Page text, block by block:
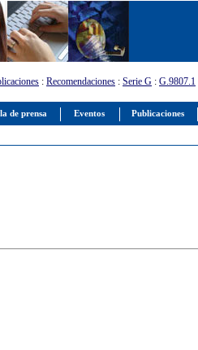
de prensa Eventos Publicaciones
: Recomendaciones : Serie G : G.9807.1